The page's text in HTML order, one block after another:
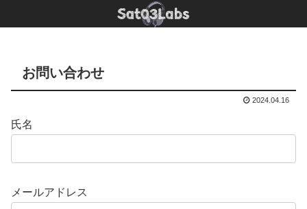
お問い合わせ
2024.04.16
氏名
メールアドレス